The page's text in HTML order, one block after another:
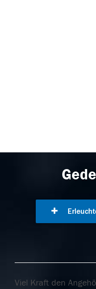
Viel Kraft den